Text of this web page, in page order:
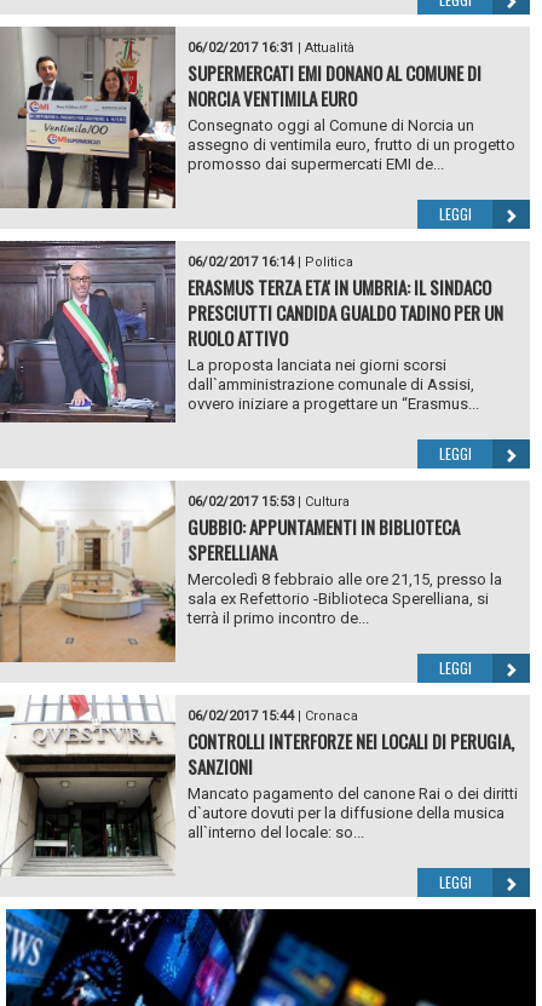
06/02/2017 16:31 Attualità
SUPERMERCATI EMI DONANO AL COMUNE DI
NORCIA VENTIMILA EURO
Consegnato oggi al Comune di Norcia un
assegno di ventimila euro, frutto di un progetto
promosso dai supermercati EMI de...
LEGGI
06/02/2017 16:14| Politica
ERASMUS TERZA ETA' IN UMBRIA: IL SINDACO
PRESCIUTTI CANDIDA GUALDO TADINO PER UN
RUOLO ATTIVO
La proposta lanciata nei giorni scorsi
dall`amministrazione comunale di Assisi,
ovvero iniziare a progettare un “Erasmus...
LEGGI
06/02/2017 15:53| Cultura
GUBBIO: APPUNTAMENTI IN BIBLIOTECA
SPERELLIANA
Mercoledì 8 febbraio alle ore 21,15, presso la
sala ex Refettorio -Biblioteca Sperelliana, si
terrà il primo incontro de...
LEGGI
06/02/2017 15:44| Cronaca
CONTROLLI INTERFORZE NEI LOCALI DI PERUGIA,
SANZIONI
Mancato pagamento del canone Rai o dei diritti
d`autore dovuti per la diffusione della musica
all`interno del locale: so...
LEGGI